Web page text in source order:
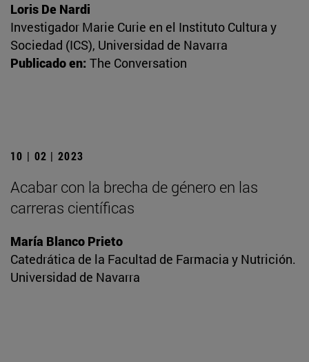
Loris De Nardi
Investigador Marie Curie en el Instituto Cultura y
Sociedad (ICS), Universidad de Navarra
Publicado en: The Conversation
10 | 02 | 2023
Acabar con la brecha de género en las
carreras científicas
María Blanco Prieto
Catedrática de la Facultad de Farmacia y Nutrición.
Universidad de Navarra